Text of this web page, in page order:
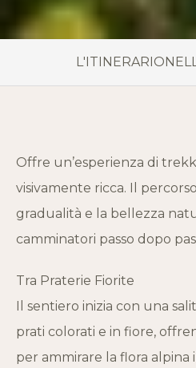
L'ITINERARIO
Offre un’esperienza di
visivamente ricca. Il
gradualità e la bellezza
camminatori passo dopo
Tra Praterie Fiorite
Il sentiero inizia con una
prati colorati e in fiore,
per ammirare la flora